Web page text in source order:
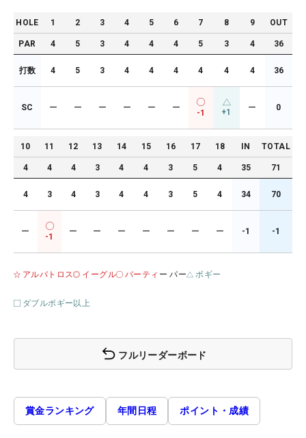
HOLE 1 2 3 4 5 6 7 8 9 OUT
PAR 4 5 3 4 4 4 5 3 4 36
打数 4 5 3 4 4 4 4 4 4 36
SC ー ー ー ー ー ー
-1 +1 ー 0
10 11 12 13 14 15 16 17 18 IN TOTAL
4 4 4 3 4 4 3 5 4 35 71
4 3 4 3 4 4 3 5 4 34 70
ー
-1
ー ー ー ー ー ー ー -1 -1
アルバトロス イーグル バーティ ー パー ボギー
ダブルボギー以上
フルリーダーボード
賞金ランキング 年間日程 ポイント・成績